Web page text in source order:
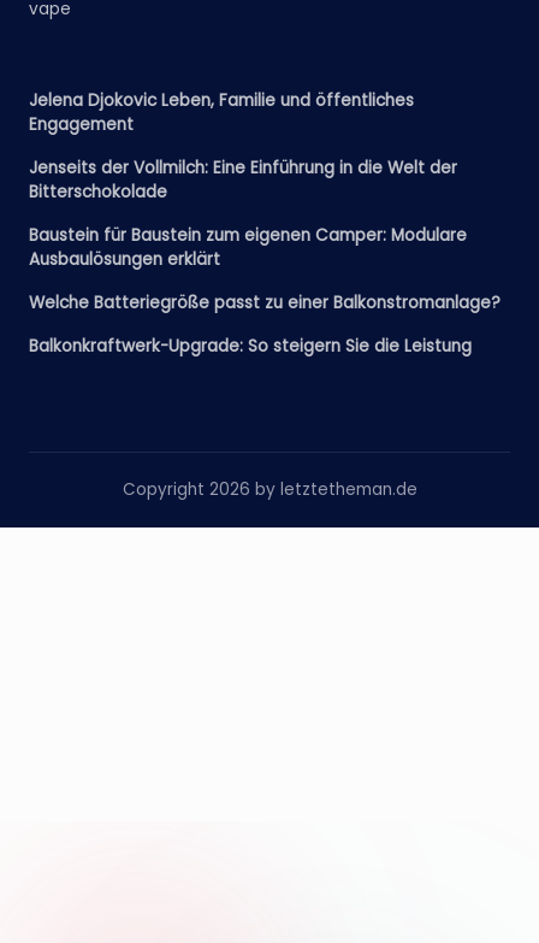
vape
Jelena Djokovic Leben, Familie und öffentliches
Engagement
Jenseits der Vollmilch: Eine Einführung in die Welt der
Bitterschokolade
Baustein für Baustein zum eigenen Camper: Modulare
Ausbaulösungen erklärt
Welche Batteriegröße passt zu einer Balkonstromanlage?
Balkonkraftwerk-Upgrade: So steigern Sie die Leistung
Copyright 2026 by letztetheman.de